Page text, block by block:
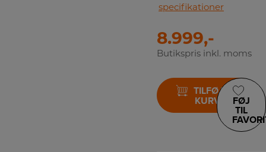
specifikationer
8.999,-
Butikspris inkl. moms
TILFØJ TIL
KURV
FØJ
TIL